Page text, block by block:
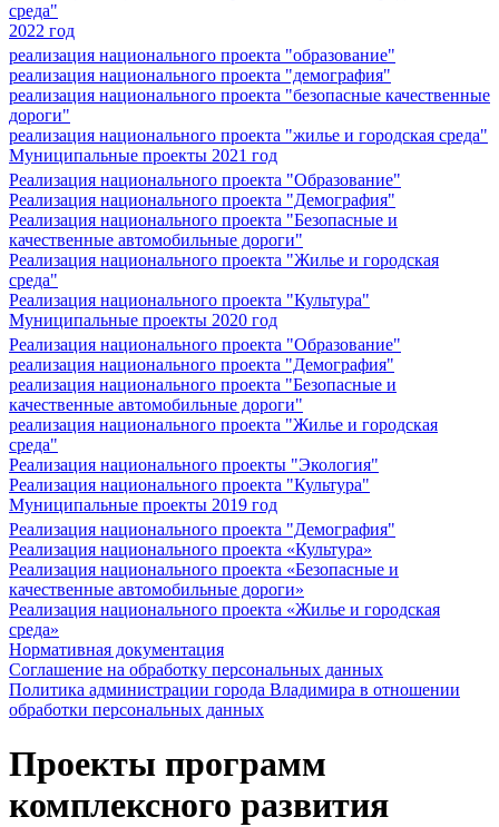
среда"
2022 год
реализация национального проекта "образование"
реализация национального проекта "демография"
реализация национального проекта "безопасные качественные
дороги"
реализация национального проекта "жилье и городская среда"
Муниципальные проекты 2021 год
Реализация национального проекта "Образование"
Реализация национального проекта "Демография"
Реализация национального проекта "Безопасные и
качественные автомобильные дороги"
Реализация национального проекта "Жилье и городская
среда"
Реализация национального проекта "Культура"
Муниципальные проекты 2020 год
Реализация национального проекта "Образование"
реализация национального проекта "Демография"
реализация национального проекта "Безопасные и
качественные автомобильные дороги"
реализация национального проекта "Жилье и городская
среда"
Реализация национального проекты "Экология"
Реализация национального проекта "Культура"
Муниципальные проекты 2019 год
Реализация национального проекта "Демография"
Реализация национального проекта «Культура»
Реализация национального проекта «Безопасные и
качественные автомобильные дороги»
Реализация национального проекта «Жилье и городская
среда»
Нормативная документация
Соглашение на обработку персональных данных
Политика администрации города Владимира в отношении
обработки персональных данных
Проекты программ
комплексного развития